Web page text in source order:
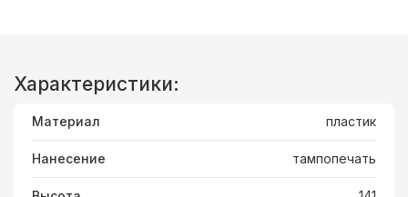
Характеристики:
Материал пластик
Нанесение тампопечать